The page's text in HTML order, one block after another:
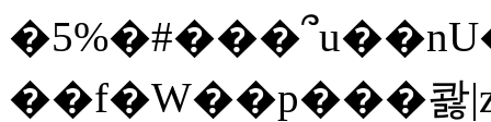
��f�W��p���콿